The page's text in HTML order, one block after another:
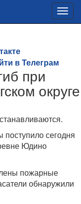
при
округе
сегодня
Юдино
пожарные
обнаружили